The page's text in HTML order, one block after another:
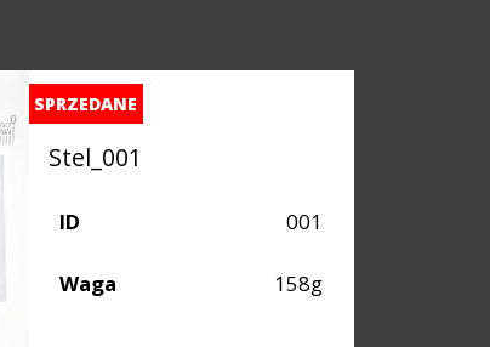
SPRZEDANE
Stel_001
ID 001
Waga 158g